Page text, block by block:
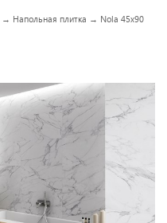
→ Напольная плитка → Nola 45x90